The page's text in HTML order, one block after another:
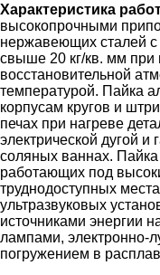
Характеристика
высокопрочными
нержавеющих сталей
свыше 20 кг/кв. мм при
восстановительной
температурой. Пайка
корпусам кругов и
печах при нагреве
электрической дугой
соляных ваннах.
работающих под
труднодоступных
ультразвуковых
источниками энергии
лампами, электронно-
погружением в